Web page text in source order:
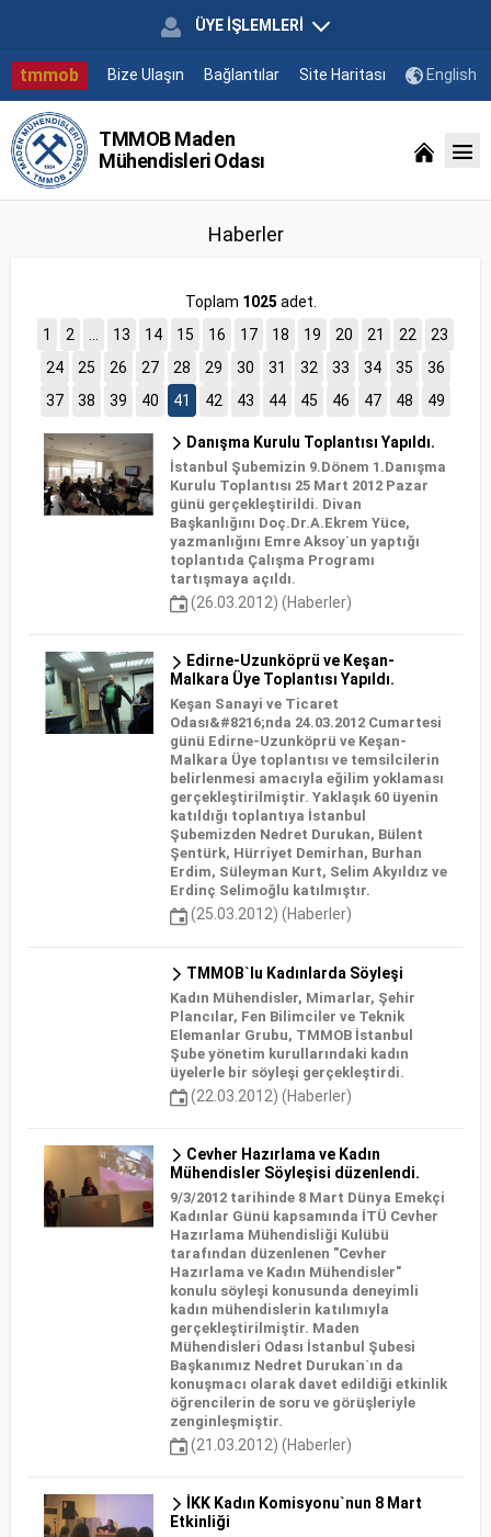
ÜYE İŞLEMLERİ
tmmob Bize Ulaşın Bağlantılar Site Haritası English
TMMOB Maden
Mühendisleri Odası
Haberler
Toplam 1025 adet.
1
2 13 14 15 16 17 18 19 20 21 22
23
24
25 26 27 28 29 30 31 32 33 34 35
36
37
38 39 40 41 42 43 44 45 46 47 48 49
Danışma Kurulu Toplantısı Yapıldı.
İstanbul Şubemizin 9.Dönem 1.Danışma
Kurulu Toplantısı 25 Mart 2012 Pazar
günü gerçekleştirildi. Divan
Başkanlığını Doç.Dr.A.Ekrem Yüce,
yazmanlığını Emre Aksoy`un yaptığı
toplantıda Çalışma Programı
tartışmaya açıldı.
(26.03.2012) (Haberler)
Edirne-Uzunköprü ve Keşan-
Malkara Üye Toplantısı Yapıldı.
Keşan Sanayi ve Ticaret
Odası&#8216;nda 24.03.2012 Cumartesi
günü Edirne-Uzunköprü ve Keşan-
Malkara Üye toplantısı ve temsilcilerin
belirlenmesi amacıyla eğilim yoklaması
gerçekleştirilmiştir. Yaklaşık 60 üyenin
katıldığı toplantıya İstanbul
Şubemizden Nedret Durukan, Bülent
Şentürk, Hürriyet Demirhan, Burhan
Erdim, Süleyman Kurt, Selim Akyıldız ve
Erdinç Selimoğlu katılmıştır.
(25.03.2012) (Haberler)
TMMOB`lu Kadınlarda Söyleşi
Kadın Mühendisler, Mimarlar, Şehir
Plancılar, Fen Bilimciler ve Teknik
Elemanlar Grubu, TMMOB İstanbul
Şube yönetim kurullarındaki kadın
üyelerle bir söyleşi gerçekleştirdi.
(22.03.2012) (Haberler)
Cevher Hazırlama ve Kadın
Mühendisler Söyleşisi düzenlendi.
9/3/2012 tarihinde 8 Mart Dünya Emekçi
Kadınlar Günü kapsamında İTÜ Cevher
Hazırlama Mühendisliği Kulübü
tarafından düzenlenen "Cevher
Hazırlama ve Kadın Mühendisler"
konulu söyleşi konusunda deneyimli
kadın mühendislerin katılımıyla
gerçekleştirilmiştir. Maden
Mühendisleri Odası İstanbul Şubesi
Başkanımız Nedret Durukan`ın da
konuşmacı olarak davet edildiği etkinlik
öğrencilerin de soru ve görüşleriyle
zenginleşmiştir.
(21.03.2012) (Haberler)
İKK Kadın Komisyonu`nun 8 Mart
Etkinliği